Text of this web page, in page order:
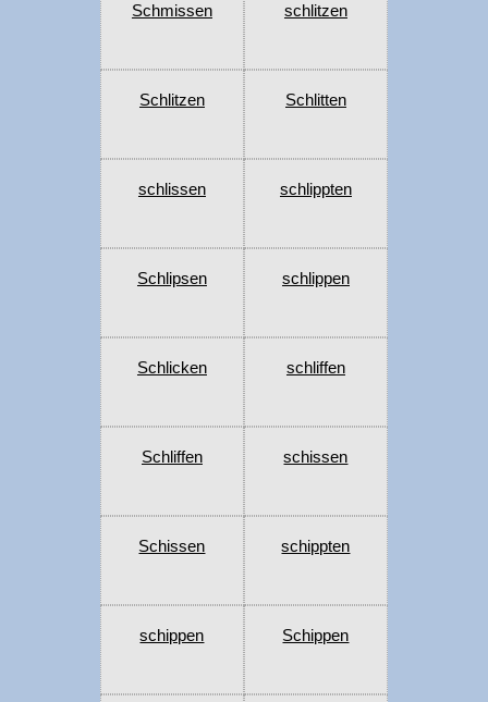
Schmissen schlitzen
Schlitzen Schlitten
schlissen schlippten
Schlipsen schlippen
Schlicken schliffen
Schliffen schissen
Schissen schippten
schippen Schippen